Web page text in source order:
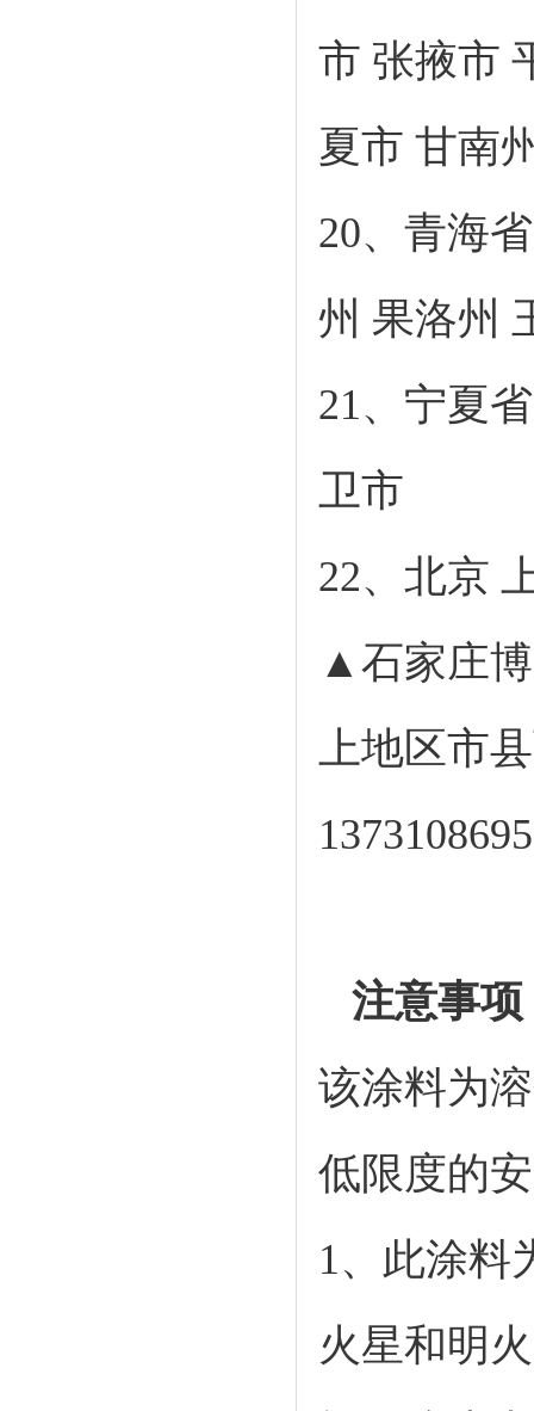
市 张掖市
夏市 甘南
20、青海
州 果洛州
21、宁夏
卫市
22、北京
▲石家庄
上地区市
注意事项
该涂料为
低限度的
1、此涂料
火星和明